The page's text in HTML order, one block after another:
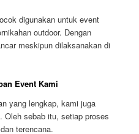
digunakan untuk event
outdoor. Dengan
meskipun dilaksanakan di
Event Kami
yang lengkap, kami juga
Oleh sebab itu, setiap proses
terencana.